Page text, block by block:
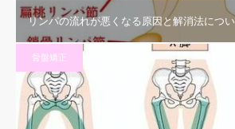
リンパの流れが悪くなる原因と解消法につ
骨盤矯正